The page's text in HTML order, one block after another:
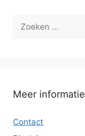
Zoek
Meer informatie
Contact